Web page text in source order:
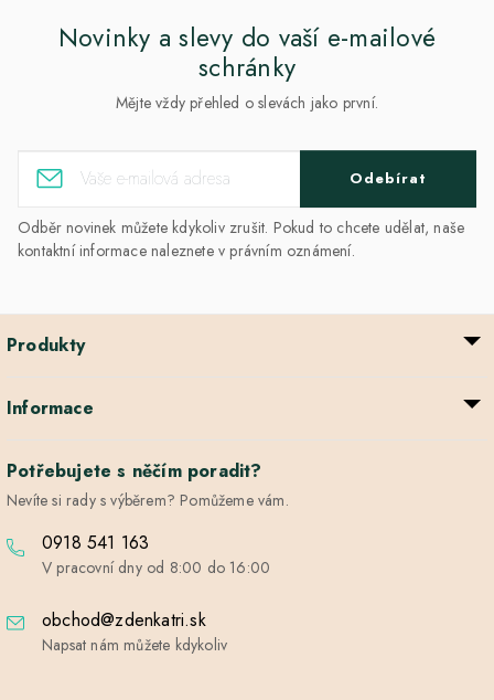
Novinky a slevy do vaší e-mailové
schránky
Mějte vždy přehled o slevách jako první.
Odebírat
Odběr novinek můžete kdykoliv zrušit. Pokud to chcete udělat, naše
kontaktní informace naleznete v právním oznámení.
Produkty
Informace
Potřebujete s něčím poradit?
Nevíte si rady s výběrem? Pomůžeme vám.
0918 541 163
V pracovní dny od 8:00 do 16:00
obchod@zdenkatri.sk
Napsat nám můžete kdykoliv